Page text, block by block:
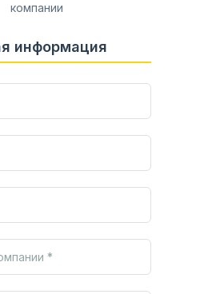
компании
информация